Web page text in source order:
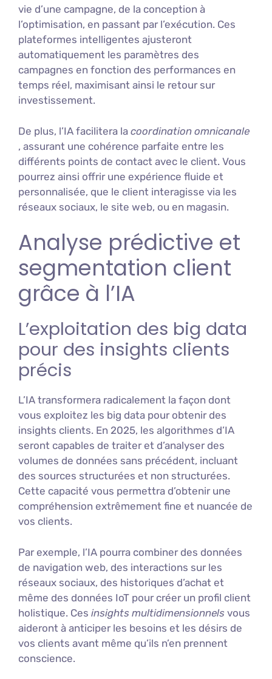
vie d’une campagne, de la conception à
l’optimisation, en passant par l’exécution. Ces
plateformes intelligentes ajusteront
automatiquement les paramètres des
campagnes en fonction des performances en
temps réel, maximisant ainsi le retour sur
investissement.
De plus, l’IA facilitera la coordination omnicanale
, assurant une cohérence parfaite entre les
différents points de contact avec le client. Vous
pourrez ainsi offrir une expérience fluide et
personnalisée, que le client interagisse via les
réseaux sociaux, le site web, ou en magasin.
Analyse prédictive et
segmentation client
grâce à l’IA
L’exploitation des big data
pour des insights clients
précis
L’IA transformera radicalement la façon dont
vous exploitez les big data pour obtenir des
insights clients. En 2025, les algorithmes d’IA
seront capables de traiter et d’analyser des
volumes de données sans précédent, incluant
des sources structurées et non structurées.
Cette capacité vous permettra d’obtenir une
compréhension extrêmement fine et nuancée de
vos clients.
Par exemple, l’IA pourra combiner des données
de navigation web, des interactions sur les
réseaux sociaux, des historiques d’achat et
même des données IoT pour créer un profil client
holistique. Ces insights multidimensionnels vous
aideront à anticiper les besoins et les désirs de
vos clients avant même qu’ils n’en prennent
conscience.